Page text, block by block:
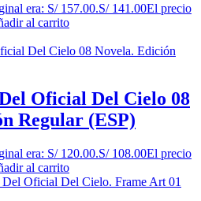
era: S/ 157.00.S/141.00El precio
al carrito
Oficial Del Cielo 08
Regular (ESP)
era: S/ 120.00.S/108.00El precio
al carrito